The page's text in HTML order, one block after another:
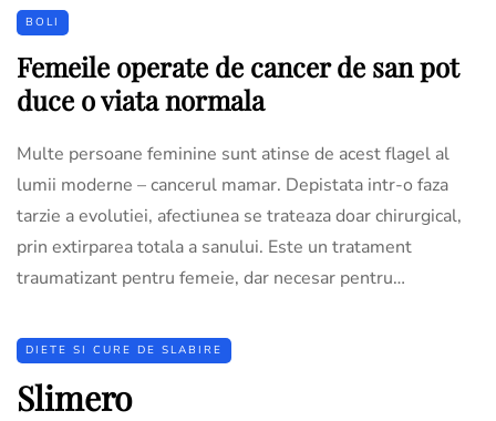
BOLI
Femeile operate de cancer de san pot
duce o viata normala
Multe persoane feminine sunt atinse de acest flagel al
lumii moderne – cancerul mamar. Depistata intr-o faza
tarzie a evolutiei, afectiunea se trateaza doar chirurgical,
prin extirparea totala a sanului. Este un tratament
traumatizant pentru femeie, dar necesar pentru…
DIETE SI CURE DE SLABIRE
Slimero